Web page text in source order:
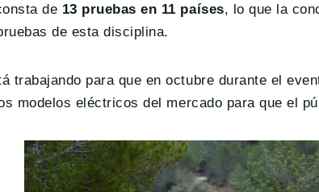
de 13 pruebas en 11 países, lo que la
de esta disciplina.
trabajando para que en octubre durante el
modelos eléctricos del mercado para que el